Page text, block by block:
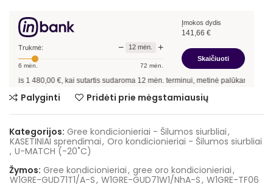
Trukmė: − 12 mėn. +
6 mėn. 72 mėn.
Įmokos dydis
141,66 €
Skaičiuoti
1 480,00 €, kai sutartis sudaroma12mėn. terminui, metinė palūkanų norma –
Palyginti Pridėti prie mėgstamiausių
Kategorijos: Gree kondicionieriai - Šilumos siurbliai,
KASETINIAI sprendimai, Oro kondicionieriai - Šilumos siurbliai
, U-MATCH (-20˚C)
Žymos: Gree kondicionieriai, gree oro kondicionieriai,
W1GRE-GUD71T1/A-S, W1GRE-GUD71W1/NhA-S, W1GRE-TF06